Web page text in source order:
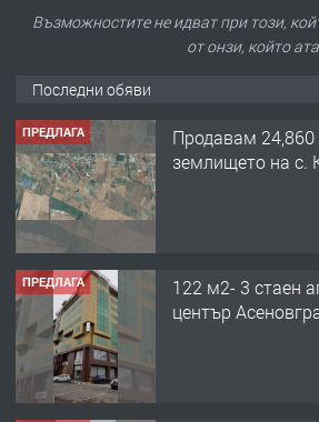
Възможностите не идват при този,
от онзи, който
Последни обяви
ПРЕДЛАГА
Продавам 24,860
землището на с.
ПРЕДЛАГА
122 м2- 3 стаен
център